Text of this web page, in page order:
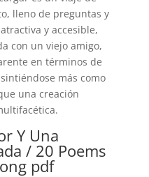
lleno de preguntas y
y accesible,
con un viejo amigo,
en términos de
más como
una creación
Y Una
/ 20 Poems
pdf